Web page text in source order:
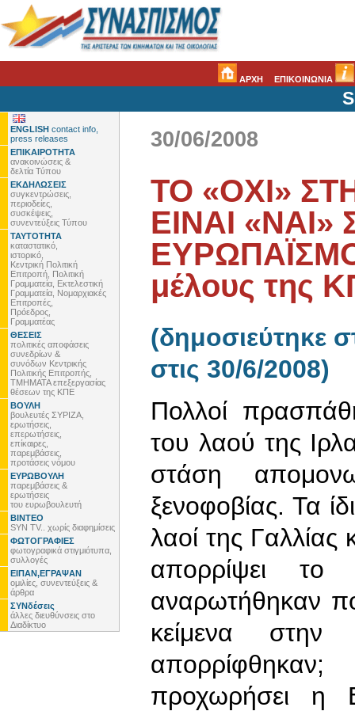
ΑΡΧΗ ΕΠΙΚΟΙΝΩΝΙΑ
ENGLISH contact info,
press releases
ΕΠΙΚΑΙΡΟΤΗΤΑ
ανακοινώσεις &
δελτία Τύπου
ΕΚΔΗΛΩΣΕΙΣ
συγκεντρώσεις,
περιοδείες,
συσκέψεις,
συνεντεύξεις Τύπου
ΤΑΥΤΟΤΗΤΑ
καταστατικό,
ιστορικό,
Κεντρική Πολιτική
Επιτροπή, Πολιτική
Γραμματεία, Εκτελεστική
Γραμματεία, Νομαρχιακές
Επιτροπές,
Πρόεδρος,
Γραμματέας
ΘΕΣΕΙΣ
πολιτικές αποφάσεις
συνεδρίων &
συνόδων Κεντρικής
Πολιτικής Επιτροπής,
ΤΜΗΜΑΤΑ επεξεργασίας
θέσεων της ΚΠΕ
ΒΟΥΛΗ
βουλευτές ΣΥΡΙΖΑ,
ερωτήσεις,
επερωτήσεις,
επίκαιρες,
παρεμβάσεις,
προτάσεις νόμου
ΕΥΡΩΒΟΥΛΗ
παρεμβάσεις &
ερωτήσεις
του ευρωβουλευτή
ΒΙΝΤΕΟ
SYN TV.. χωρίς διαφημίσεις
ΦΩΤΟΓΡΑΦΙΕΣ
φωτογραφικά στιγμιότυπα,
συλλογές
ΕΙΠΑΝ,ΕΓΡΑΨΑΝ
ομιλίες, συνεντεύξεις &
άρθρα
ΣΥΝδέσεις
άλλες διευθύνσεις στο
Διαδίκτυο
30/06/2008
ΤΟ «ΟΧΙ»
ΕΙΝΑΙ
μέλους της
(δημοσιεύτηκε
στις 30/6/2008)
Πολλοί
του λαού της
στάση
ξενοφοβίας. Τα
λαοί της Γαλλίας
απορρίψει το
αναρωτήθηκαν
κείμενα
προχωρήσει η